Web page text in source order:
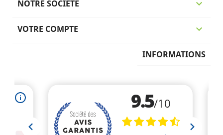
NOTRE SOCIÉTÉ 
VOTRE COMPTE 
INFORMATIONS